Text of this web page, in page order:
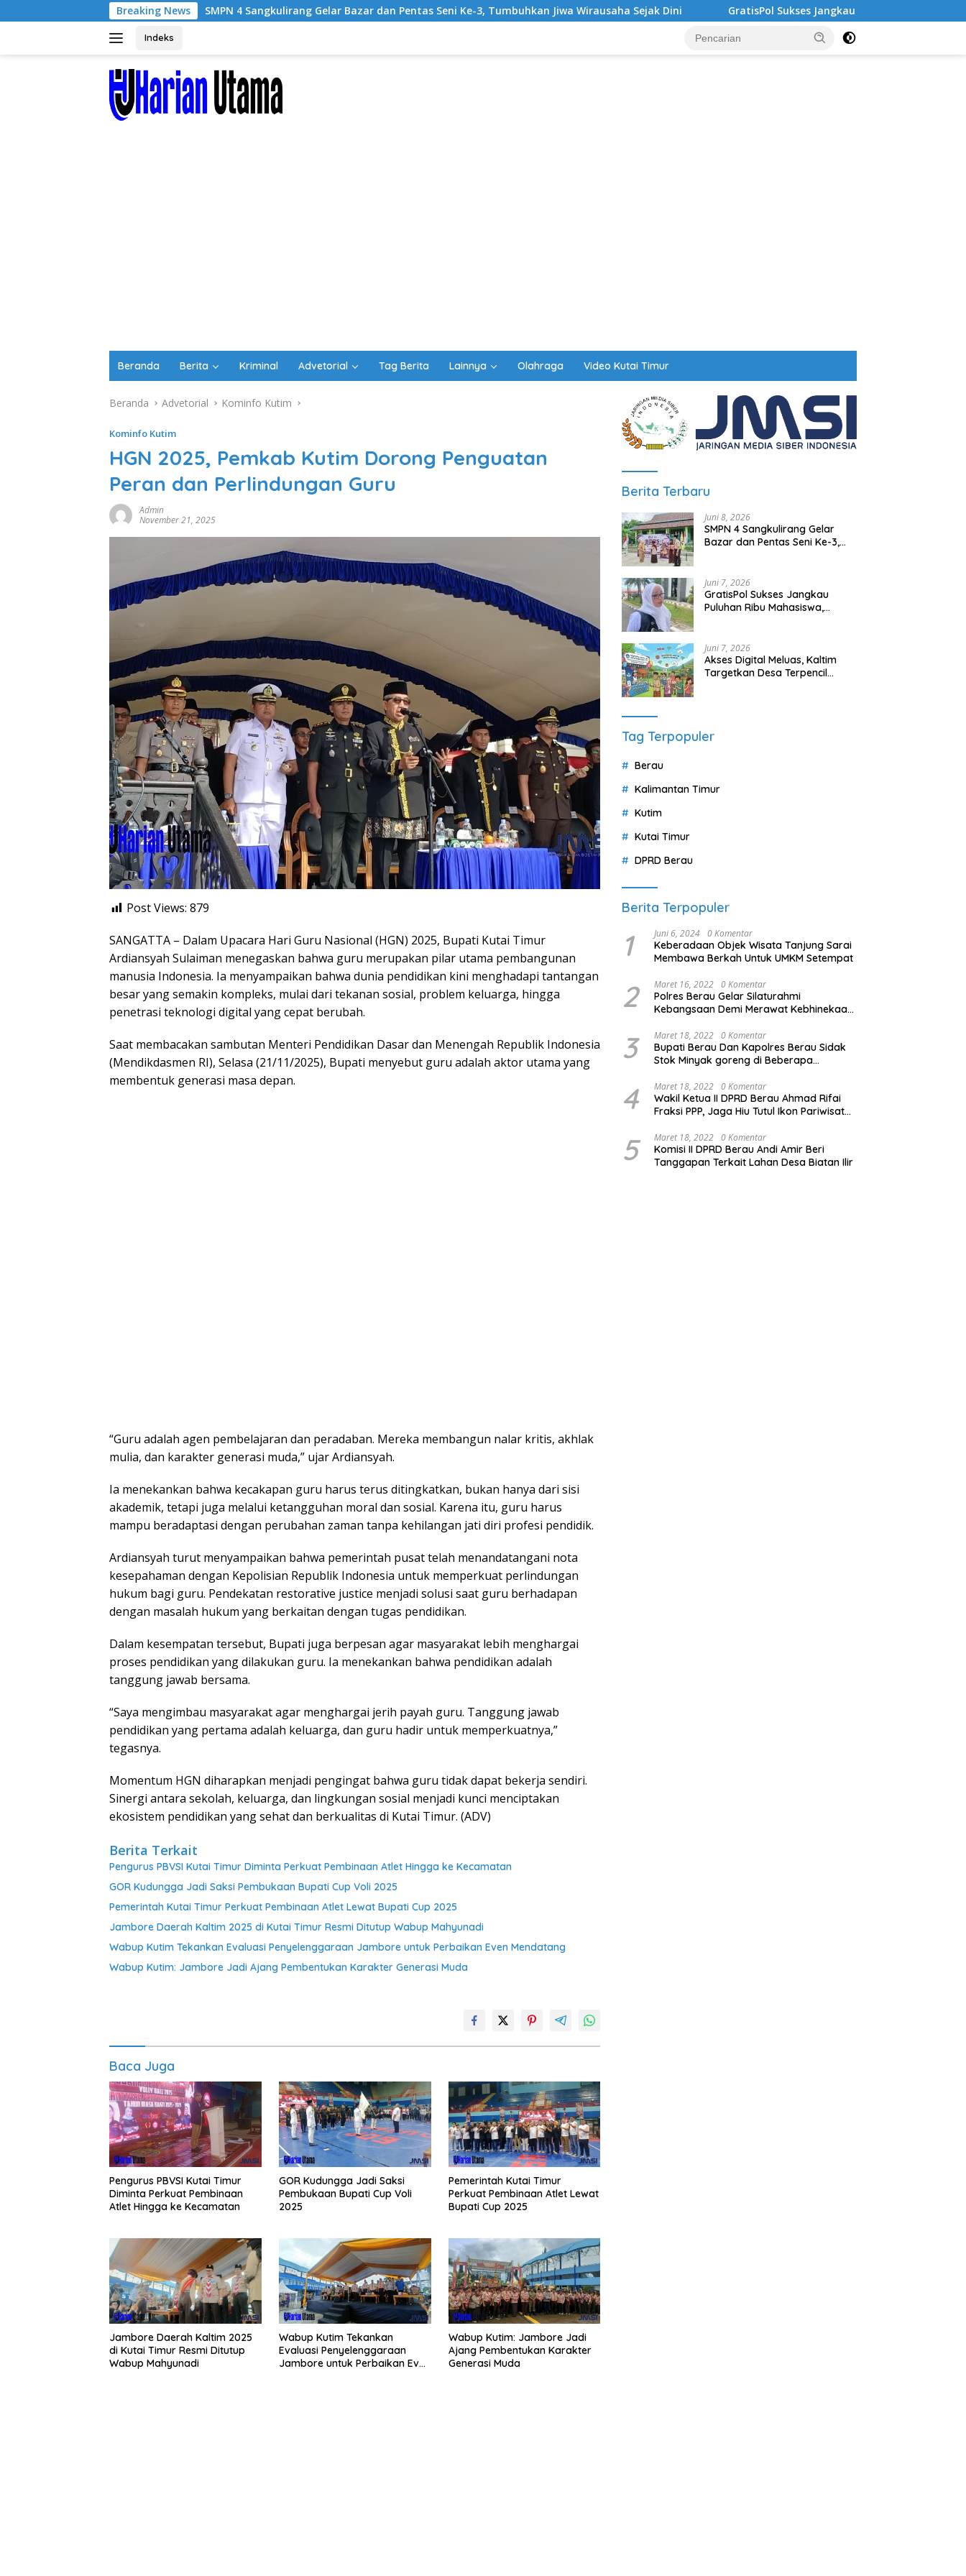
ke
Breaking News
SMPN 4 Sangkulirang Gelar Bazar dan Pentas Seni Ke-3, Tumbuhkan Jiwa Wirausaha Sejak Dini GratisPol Sukses Jangkau Puluhan Ribu Mahasiswa, Kampus
Indeks
Beranda Berita Kriminal Advetorial Tag Berita Lainnya Olahraga Video Kutai Timur
Beranda Advetorial Kominfo Kutim
Kominfo Kutim
HGN 2025, Pemkab Kutim Dorong Penguatan
Peran dan Perlindungan Guru
Admin
November 21, 2025
Post Views: 879
SANGATTA – Dalam Upacara Hari Guru Nasional (HGN) 2025, Bupati Kutai Timur
Ardiansyah Sulaiman menegaskan bahwa guru merupakan pilar utama pembangunan
manusia Indonesia. Ia menyampaikan bahwa dunia pendidikan kini menghadapi tantangan
besar yang semakin kompleks, mulai dari tekanan sosial, problem keluarga, hingga
penetrasi teknologi digital yang cepat berubah.
Saat membacakan sambutan Menteri Pendidikan Dasar dan Menengah Republik Indonesia
(Mendikdasmen RI), Selasa (21/11/2025), Bupati menyebut guru adalah aktor utama yang
membentuk generasi masa depan.
“Guru adalah agen pembelajaran dan peradaban. Mereka membangun nalar kritis, akhlak
mulia, dan karakter generasi muda,” ujar Ardiansyah.
Ia menekankan bahwa kecakapan guru harus terus ditingkatkan, bukan hanya dari sisi
akademik, tetapi juga melalui ketangguhan moral dan sosial. Karena itu, guru harus
mampu beradaptasi dengan perubahan zaman tanpa kehilangan jati diri profesi pendidik.
Ardiansyah turut menyampaikan bahwa pemerintah pusat telah menandatangani nota
kesepahaman dengan Kepolisian Republik Indonesia untuk memperkuat perlindungan
hukum bagi guru. Pendekatan restorative justice menjadi solusi saat guru berhadapan
dengan masalah hukum yang berkaitan dengan tugas pendidikan.
Dalam kesempatan tersebut, Bupati juga berpesan agar masyarakat lebih menghargai
proses pendidikan yang dilakukan guru. Ia menekankan bahwa pendidikan adalah
tanggung jawab bersama.
“Saya mengimbau masyarakat agar menghargai jerih payah guru. Tanggung jawab
pendidikan yang pertama adalah keluarga, dan guru hadir untuk memperkuatnya,”
tegasnya.
Momentum HGN diharapkan menjadi pengingat bahwa guru tidak dapat bekerja sendiri.
Sinergi antara sekolah, keluarga, dan lingkungan sosial menjadi kunci menciptakan
ekosistem pendidikan yang sehat dan berkualitas di Kutai Timur. (ADV)
Berita Terkait
Pengurus PBVSI Kutai Timur Diminta Perkuat Pembinaan Atlet Hingga ke Kecamatan
GOR Kudungga Jadi Saksi Pembukaan Bupati Cup Voli 2025
Pemerintah Kutai Timur Perkuat Pembinaan Atlet Lewat Bupati Cup 2025
Jambore Daerah Kaltim 2025 di Kutai Timur Resmi Ditutup Wabup Mahyunadi
Wabup Kutim Tekankan Evaluasi Penyelenggaraan Jambore untuk Perbaikan Even Mendatang
Wabup Kutim: Jambore Jadi Ajang Pembentukan Karakter Generasi Muda
Baca Juga
Pengurus PBVSI Kutai Timur
Diminta Perkuat Pembinaan
Atlet Hingga ke Kecamatan
GOR Kudungga Jadi Saksi
Pembukaan Bupati Cup Voli
2025
Pemerintah Kutai Timur
Perkuat Pembinaan Atlet Lewat
Bupati Cup 2025
Jambore Daerah Kaltim 2025
di Kutai Timur Resmi Ditutup
Wabup Mahyunadi
Wabup Kutim Tekankan
Evaluasi Penyelenggaraan
Jambore untuk Perbaikan Even
Wabup Kutim: Jambore Jadi
Ajang Pembentukan Karakter
Generasi Muda
Berita Terbaru
Juni 8, 2026
SMPN 4 Sangkulirang Gelar
Bazar dan Pentas Seni Ke-3,
Juni 7, 2026
GratisPol Sukses Jangkau
Puluhan Ribu Mahasiswa,
Juni 7, 2026
Akses Digital Meluas, Kaltim
Targetkan Desa Terpencil
Tag Terpopuler
Berau
Kalimantan Timur
Kutim
Kutai Timur
DPRD Berau
Berita Terpopuler
1 Juni 6, 2024 0 Komentar
Keberadaan Objek Wisata Tanjung Sarai
Membawa Berkah Untuk UMKM Setempat
2 Maret 16, 2022 0 Komentar
Polres Berau Gelar Silaturahmi
Kebangsaan Demi Merawat Kebhinekaan
3 Maret 18, 2022 0 Komentar
Bupati Berau Dan Kapolres Berau Sidak
Stok Minyak goreng di Beberapa
4 Maret 18, 2022 0 Komentar
Wakil Ketua II DPRD Berau Ahmad Rifai
Fraksi PPP, Jaga Hiu Tutul Ikon Pariwisata
5 Maret 18, 2022 0 Komentar
Komisi II DPRD Berau Andi Amir Beri
Tanggapan Terkait Lahan Desa Biatan Ilir